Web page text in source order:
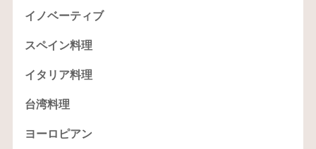
イノベーティブ
スペイン料理
イタリア料理
台湾料理
ヨーロピアン